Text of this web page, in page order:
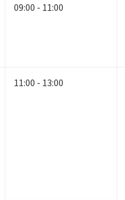
09:00 - 11:00
11:00 - 13:00